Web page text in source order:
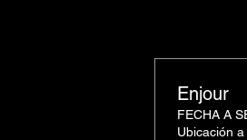
Enjour
FECHA A
Ubicación